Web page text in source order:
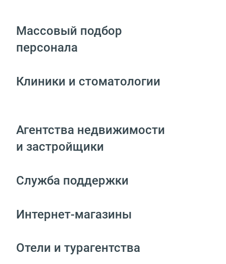
Массовый подбор
персонала
Клиники и стоматологии
Агентства недвижимости
и застройщики
Служба поддержки
Интернет-магазины
Отели и турагентства